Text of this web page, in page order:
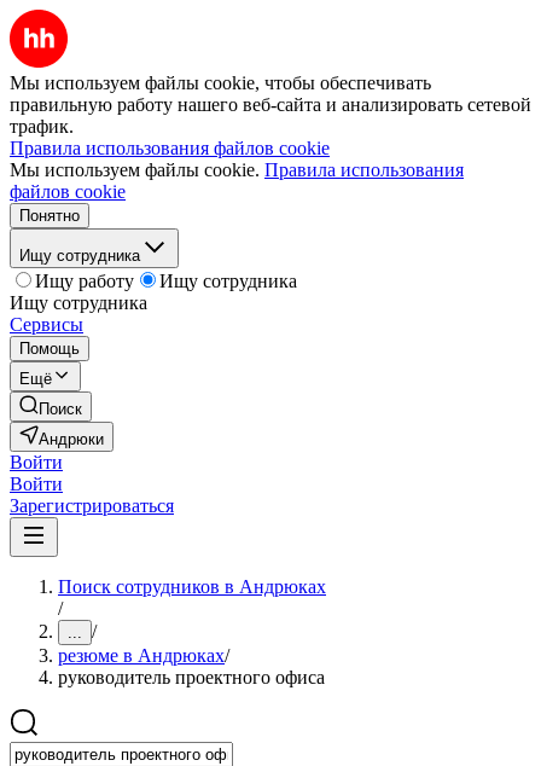
Мы используем файлы cookie, чтобы обеспечивать
правильную работу нашего веб-сайта и анализировать сетевой
трафик.
Правила использования файлов cookie
Мы используем файлы cookie. Правила использования
файлов cookie
Понятно
Ищу сотрудника
Ищу работу
Ищу сотрудника
Ищу сотрудника
Сервисы
Помощь
Ещё
Поиск
Андрюки
Войти
Войти
Зарегистрироваться
Поиск сотрудников в Андрюках
/
... /
резюме в Андрюках/
руководитель проектного офиса